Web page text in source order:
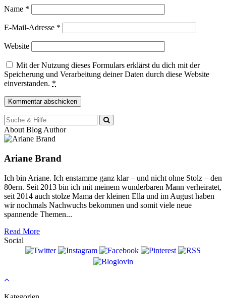
Name *
E-Mail-Adresse *
Website
Mit der Nutzung dieses Formulars erklärst du dich mit der
Speicherung und Verarbeitung deiner Daten durch diese Website
einverstanden. *
Suche
für:
About Blog Author
Ariane Brand
Ich bin Ariane. Ich enstamme ganz klar – und nicht ohne Stolz – den
80ern. Seit 2013 bin ich mit meinem wunderbaren Mann verheiratet,
seit 2014 auch stolze Mama der kleinen Ella und im August haben
wir nochmals Nachwuchs bekommen und somit viele neue
spannende Themen...
Read More
Social